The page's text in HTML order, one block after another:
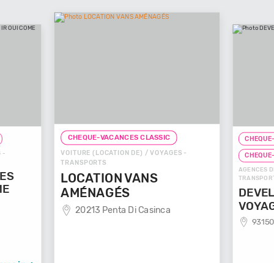
-
CHEQUE-VACANCES CLASSIC
VOITURE (LOCATION DE) / VOYAGES -
TRANSPORTS
LOCATION VANS
AMÉNAGÉS
20213 Penta Di Casinca
AGENCES